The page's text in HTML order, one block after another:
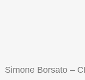
Simone Borsato –